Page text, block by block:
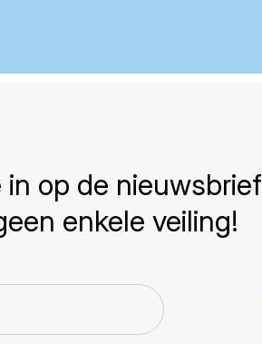
in op de nieuwsbrief
enkele veiling!